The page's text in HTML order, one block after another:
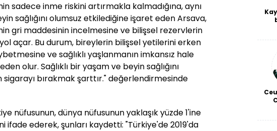
sadece inme riskini artırmakla kalmadığına, aynı
sağlığını olumsuz etkilediğine işaret eden Arsava,
gri maddesinin incelmesine ve bilişsel rezervlerin
açar. Bu durum, bireylerin bilişsel yetilerini erken
ve sağlıklı yaşlanmanın imkansız hale
olur. Sağlıklı bir yaşam ve beyin sağlığını
sigarayı bırakmak şarttır." değerlendirmesinde
nüfusunun, dünya nüfusunun yaklaşık yüzde 1'ine
ifade ederek, şunları kaydetti: "Türkiye'de 2019'da